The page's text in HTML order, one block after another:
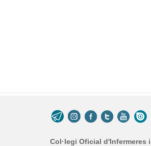
Col·legi Oficial d'Infermeres i